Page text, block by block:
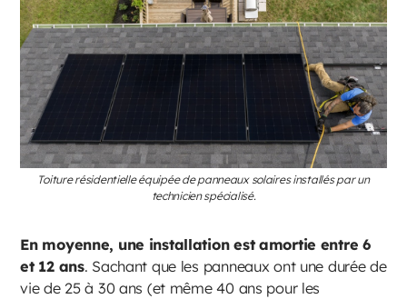
Toiture résidentielle équipée de panneaux solaires installés par un
technicien spécialisé.
En moyenne, une installation est amortie entre 6
et 12 ans. Sachant que les panneaux ont une durée de
vie de 25 à 30 ans (et même 40 ans pour les